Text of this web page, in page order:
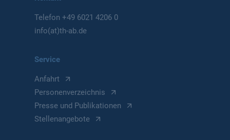
Telefon+49 6021 4206 0
info(at)th-ab.de
Service
Anfahrt
Personenverzeichnis
Presse und Publikationen
Stellenangebote